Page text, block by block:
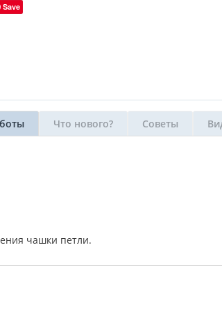
Save
Что нового? Советы
чашки петли.